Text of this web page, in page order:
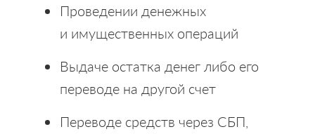
Проведении денежных
и имущественных операций
Выдаче остатка денег либо его
переводе на другой счет
Переводе средств через СБП,